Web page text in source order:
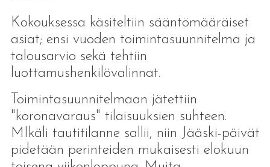
Kokouksessa käsiteltiin sääntömääräiset
asiat; ensi vuoden toimintasuunnitelma ja
talousarvio sekä tehtiin
luottamushenkilövalinnat.
Toimintasuunnitelmaan jätettiin
"koronavaraus" tilaisuuksien suhteen.
MIkäli tautitilanne sallii, niin Jääski-päivät
pidetään perinteiden mukaisesti elokuun